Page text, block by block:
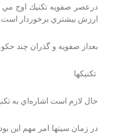
درعصر صفويه‌ تكنيك‌ اوج‌ مي‌
ارزش‌ بيشتري‌ برخوردار است‌
بعداز صفويه‌ و گذران‌ چند
تكنيكها
حال‌ لازم‌ است‌ اشاره‌اي‌ به‌
در زمان‌ سيتها امر مهم‌ اين‌